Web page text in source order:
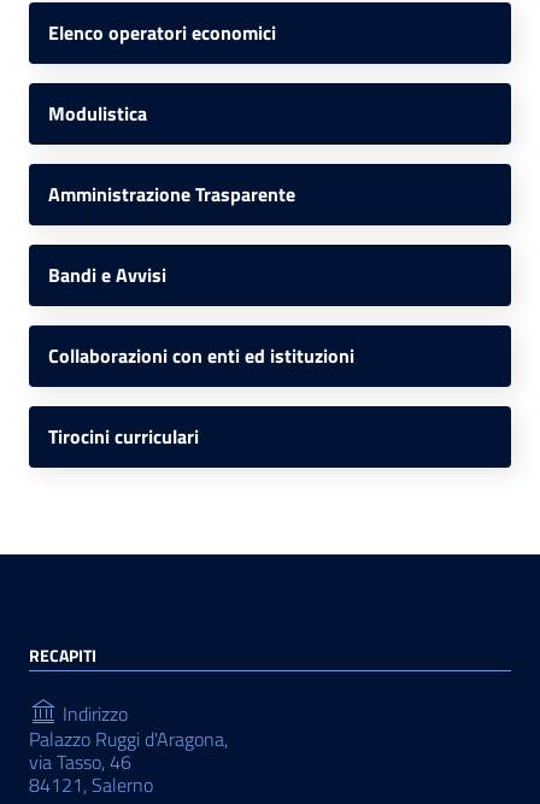
Elenco operatori economici
Modulistica
Amministrazione Trasparente
Bandi e Avvisi
Collaborazioni con enti ed istituzioni
Tirocini curriculari
RECAPITI
Indirizzo
Palazzo Ruggi d'Aragona,
via Tasso, 46
84121, Salerno